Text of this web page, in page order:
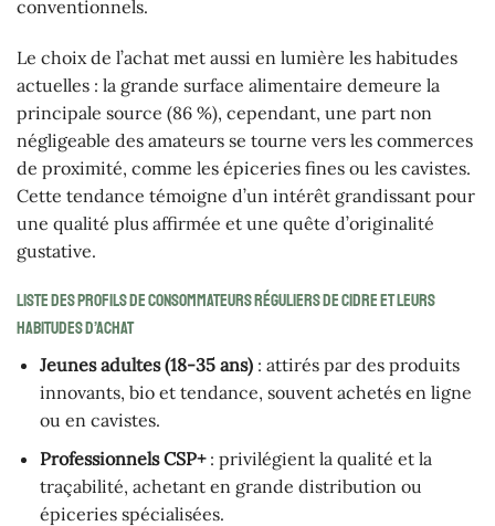
conventionnels.
Le choix de l’achat met aussi en lumière les habitudes
actuelles : la grande surface alimentaire demeure la
principale source (86 %), cependant, une part non
négligeable des amateurs se tourne vers les commerces
de proximité, comme les épiceries fines ou les cavistes.
Cette tendance témoigne d’un intérêt grandissant pour
une qualité plus affirmée et une quête d’originalité
gustative.
Liste des profils de consommateurs réguliers de cidre et leurs
habitudes d’achat
Jeunes adultes (18-35 ans): attirés par des produits
innovants, bio et tendance, souvent achetés en ligne
ou en cavistes.
Professionnels CSP+: privilégient la qualité et la
traçabilité, achetant en grande distribution ou
épiceries spécialisées.